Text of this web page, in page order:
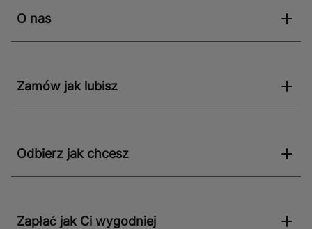
O nas
Zamów jak lubisz
Odbierz jak chcesz
Zapłać jak Ci wygodniej